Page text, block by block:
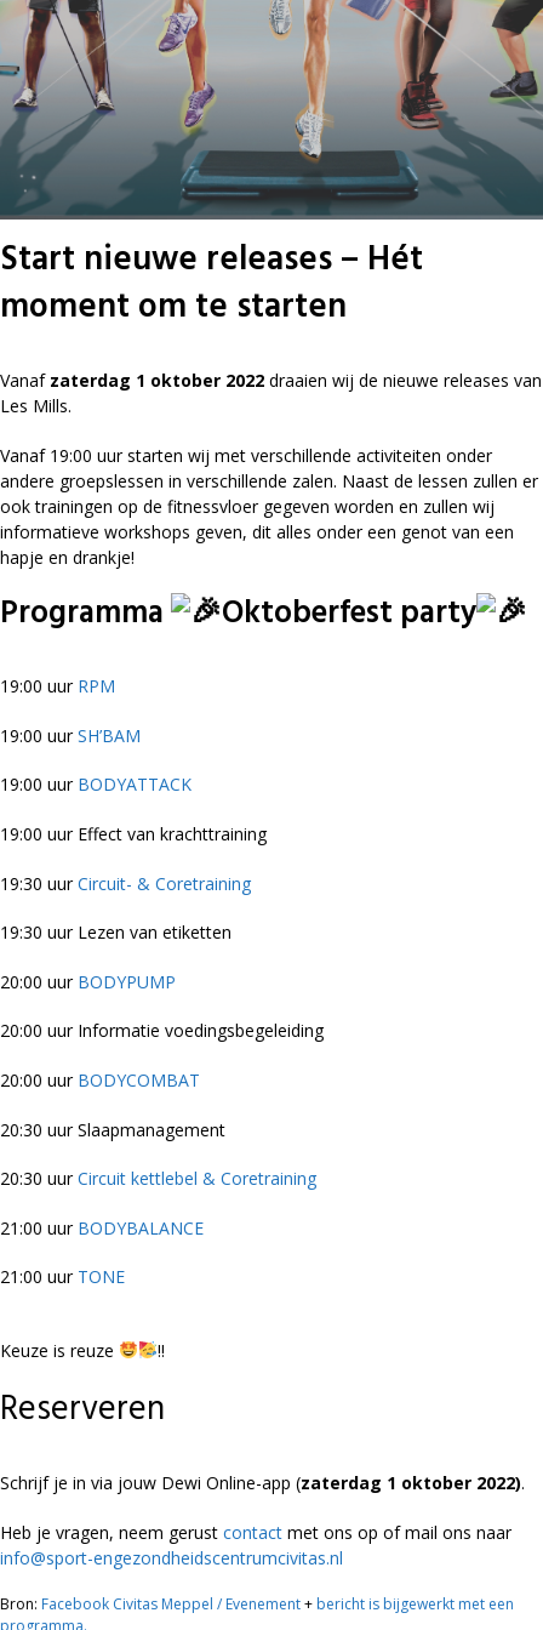
Start nieuwe releases – Hét
moment om te starten
Vanaf zaterdag 1 oktober 2022 draaien wij de nieuwe releases van
Les Mills.
Vanaf 19:00 uur starten wij met verschillende activiteiten onder
andere groepslessen in verschillende zalen. Naast de lessen zullen er
ook trainingen op de fitnessvloer gegeven worden en zullen wij
informatieve workshops geven, dit alles onder een genot van een
hapje en drankje!
Programma Oktoberfest party
19:00 uur RPM
19:00 uurSH’BAM
19:00 uur BODYATTACK
19:00 uur Effect van krachttraining
19:30 uurCircuit- & Coretraining
19:30 uur Lezen van etiketten
20:00 uur BODYPUMP
20:00 uur Informatie voedingsbegeleiding
20:00 uur BODYCOMBAT
20:30 uur Slaapmanagement
20:30 uurCircuit kettlebel & Coretraining
21:00 uur BODYBALANCE
21:00 uur TONE
Keuze is reuze !!
Reserveren
Schrijf je in via jouw Dewi Online-app (zaterdag 1 oktober 2022).
Heb je vragen, neem gerust contact met ons op of mail ons naar
info@sport-engezondheidscentrumcivitas.nl
Bron: Facebook Civitas Meppel / Evenement+ bericht is bijgewerkt met een